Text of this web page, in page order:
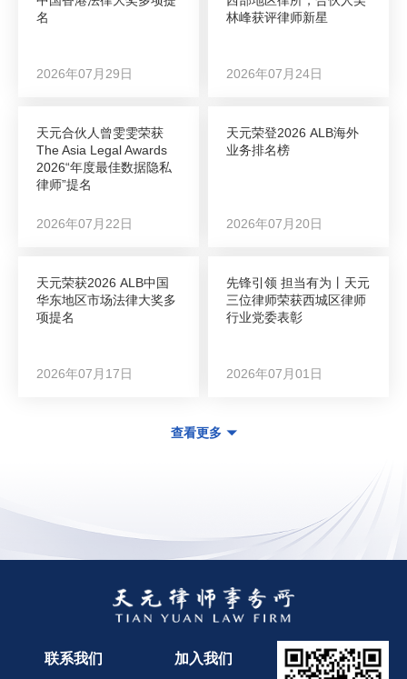
名
2026年07月29日
林峰获评律师新星
2026年07月24日
天元合伙人曾雯雯荣获
The Asia Legal Awards
2026“年度最佳数据隐私
律师”提名
2026年07月22日
天元荣登2026 ALB海外
业务排名榜
2026年07月20日
天元荣获2026 ALB中国
华东地区市场法律大奖多
项提名
2026年07月17日
先锋引领 担当有为丨天元
三位律师荣获西城区律师
行业党委表彰
2026年07月01日
查看更多
联系我们 加入我们